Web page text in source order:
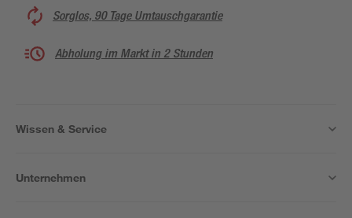
Sorglos, 90 Tage Umtauschgarantie
Abholung im Markt in 2 Stunden
Wissen & Service
Unternehmen